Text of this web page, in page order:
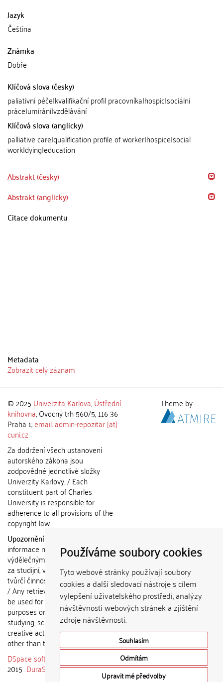
Používáme soubory cookies
Tyto webové stránky používají soubory
cookies a další sledovací nástroje s cílem
vylepšení uživatelského prostředí, analýzy
návštěvnosti webových stránek a zjištění
zdroje návštěvnosti.
Souhlasím
Odmítám
Upravit mé předvolby
Jazyk
Čeština
Známka
Dobře
Klíčová slova (česky)
paliativní péče|kvalifikační profil pracovníka|hospic|sociální
práce|umírání|vzdělávání
Klíčová slova (anglicky)
palliative care|qualification profile of worker|hospice|social
work|dying|education
Abstrakt (česky)
Abstrakt (anglicky)
Citace dokumentu
Metadata
Zobrazit celý záznam
© 2025 Univerzita Karlova,Ústřední
knihovna, Ovocný trh 560/5, 116 36
Praha 1;email: admin-repozitar [at]
cuni.cz
Za dodržení všech ustanovení
autorského zákona jsou
zodpovědné jednotlivé složky
Univerzity Karlovy. / Each
constituent part of Charles
University is responsible for
adherence to all provisions of the
copyright law.
Upozornění / Notice:
informace nemohou být použity k
výdělečným účelům nebo vydávány
za studijní, vědeckou nebo jinou
tvůrčí činnost jiné osoby než autora.
/ Any retrieved information shall not
be used for any commercial
purposes or claimed as results of
studying, scientific or any other
creative activities of any person
other than the author.
DSpace software
copyright © 2002-
2015 DuraSpace
Theme by